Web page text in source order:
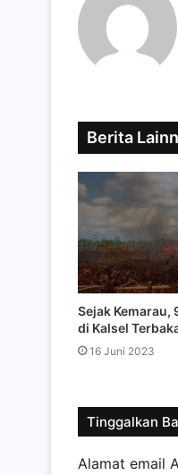
Berita
Sejak Kemarau,
di Kalsel
16 Juni 2023
Tinggalkan
Alamat email